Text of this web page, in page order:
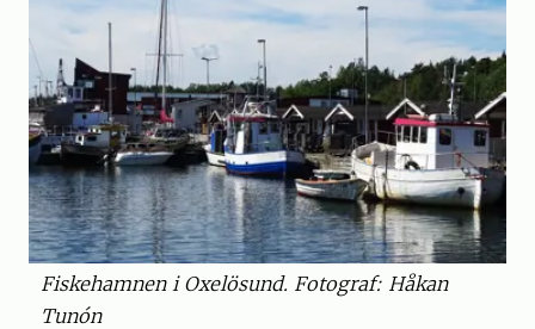
Fiskehamnen i Oxelösund. Fotograf: Håkan
Tunón